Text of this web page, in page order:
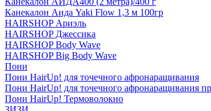
Канекалон Аида Yaki Flow 1,3 м 100гр
HAIRSHOP Ариэль
HAIRSHOP Джессика
HAIRSHOP Body Wave
HAIRSHOP Big Body Wave
Пони
Пони HairUp! для точечного афронаращивания
Пони HairUp! для точечного афронаращивания
Пони HairUp! Термоволокно